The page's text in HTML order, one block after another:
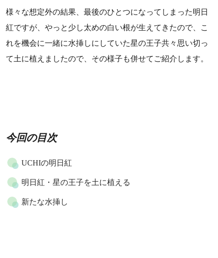
様々な想定外の結果、最後のひとつになってしまった明日
紅ですが、やっと少し太めの白い根が生えてきたので、こ
れを機会に一緒に水挿しにしていた星の王子共々思い切っ
て土に植えましたので、その様子も併せてご紹介します。
今回の目次
UCHIの明日紅
明日紅・星の王子を土に植える
新たな水挿し